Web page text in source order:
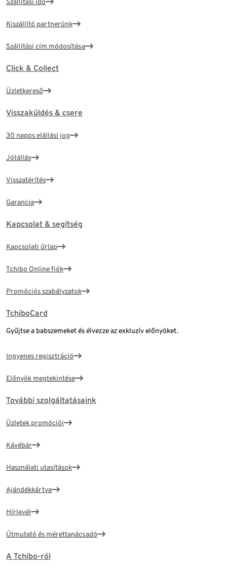
Kiszállító partnerünk
Szállítási cím módosítása
Click & Collect
Üzletkereső
Visszaküldés & csere
30 napos elállási jog
Jótállás
Visszatérítés
Garancia
Kapcsolat & segítség
Kapcsolati űrlap
Tchibo Online fiók
Promóciós szabályzatok
TchiboCard
Gyűjtse a babszemeket és élvezze az exkluzív előnyöket.
Ingyenes regisztráció
Előnyök megtekintése
További szolgáltatásaink
Üzletek promóciói
Kávébár
Használati utasítások
Ajándékkártya
Hírlevél
Útmutató és mérettanácsadó
A Tchibo-ról